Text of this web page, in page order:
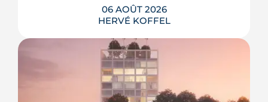
06 AOÛT 2026
HERVÉ KOFFEL
La troisième et dernière phase de